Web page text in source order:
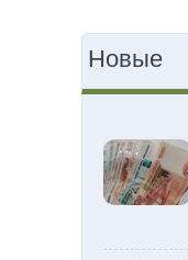
Новые